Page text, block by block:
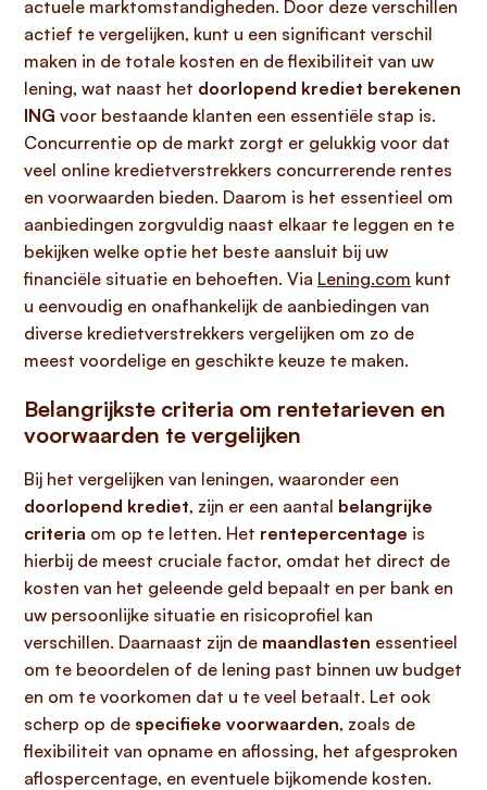
actuele marktomstandigheden. Door deze verschillen
actief te vergelijken, kunt u een significant verschil
maken in de totale kosten en de flexibiliteit van uw
lening, wat naast het doorlopend krediet berekenen
ING voor bestaande klanten een essentiële stap is.
Concurrentie op de markt zorgt er gelukkig voor dat
veel online kredietverstrekkers concurrerende rentes
en voorwaarden bieden. Daarom is het essentieel om
aanbiedingen zorgvuldig naast elkaar te leggen en te
bekijken welke optie het beste aansluit bij uw
financiële situatie en behoeften. Via Lening.com kunt
u eenvoudig en onafhankelijk de aanbiedingen van
diverse kredietverstrekkers vergelijken om zo de
meest voordelige en geschikte keuze te maken.
Belangrijkste criteria om rentetarieven en
voorwaarden te vergelijken
Bij het vergelijken van leningen, waaronder een
doorlopend krediet, zijn er een aantal belangrijke
criteria om op te letten. Het rentepercentage is
hierbij de meest cruciale factor, omdat het direct de
kosten van het geleende geld bepaalt en per bank en
uw persoonlijke situatie en risicoprofiel kan
verschillen. Daarnaast zijn de maandlasten essentieel
om te beoordelen of de lening past binnen uw budget
en om te voorkomen dat u te veel betaalt. Let ook
scherp op de specifieke voorwaarden, zoals de
flexibiliteit van opname en aflossing, het afgesproken
aflospercentage, en eventuele bijkomende kosten.